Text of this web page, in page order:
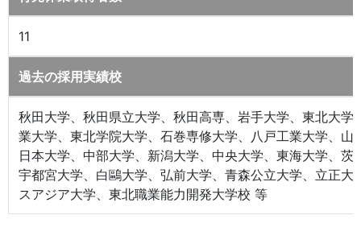
11
過去の採用実績校
秋田大学、秋田県立大学、秋田高専、岩手大学、東北大学
業大学、東北学院大学、石巻専修大学、八戸工業大学、山
日本大学、中部大学、新潟大学、中央大学、東海大学、茨
宇都宮大学、白鷗大学、弘前大学、青森公立大学、立正大
スアジア大学、東北職業能力開発大学校 等